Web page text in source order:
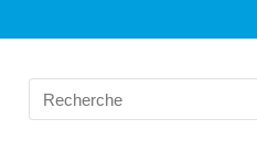
Search
for: